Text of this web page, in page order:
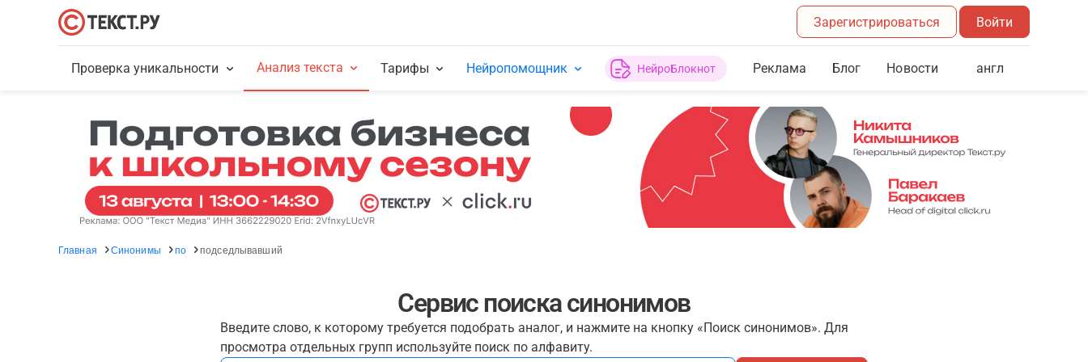
Зарегистрироваться Войти
Проверка уникальности Анализ текста Тарифы Нейропомощник НейроБлокнот Реклама Блог Новости англ
Главная Синонимы по подседлывавший
Сервис поиска синонимов
Введите слово, к которому требуется подобрать аналог, и нажмите на кнопку «Поиск синонимов». Для
просмотра отдельных групп используйте поиск по алфавиту.